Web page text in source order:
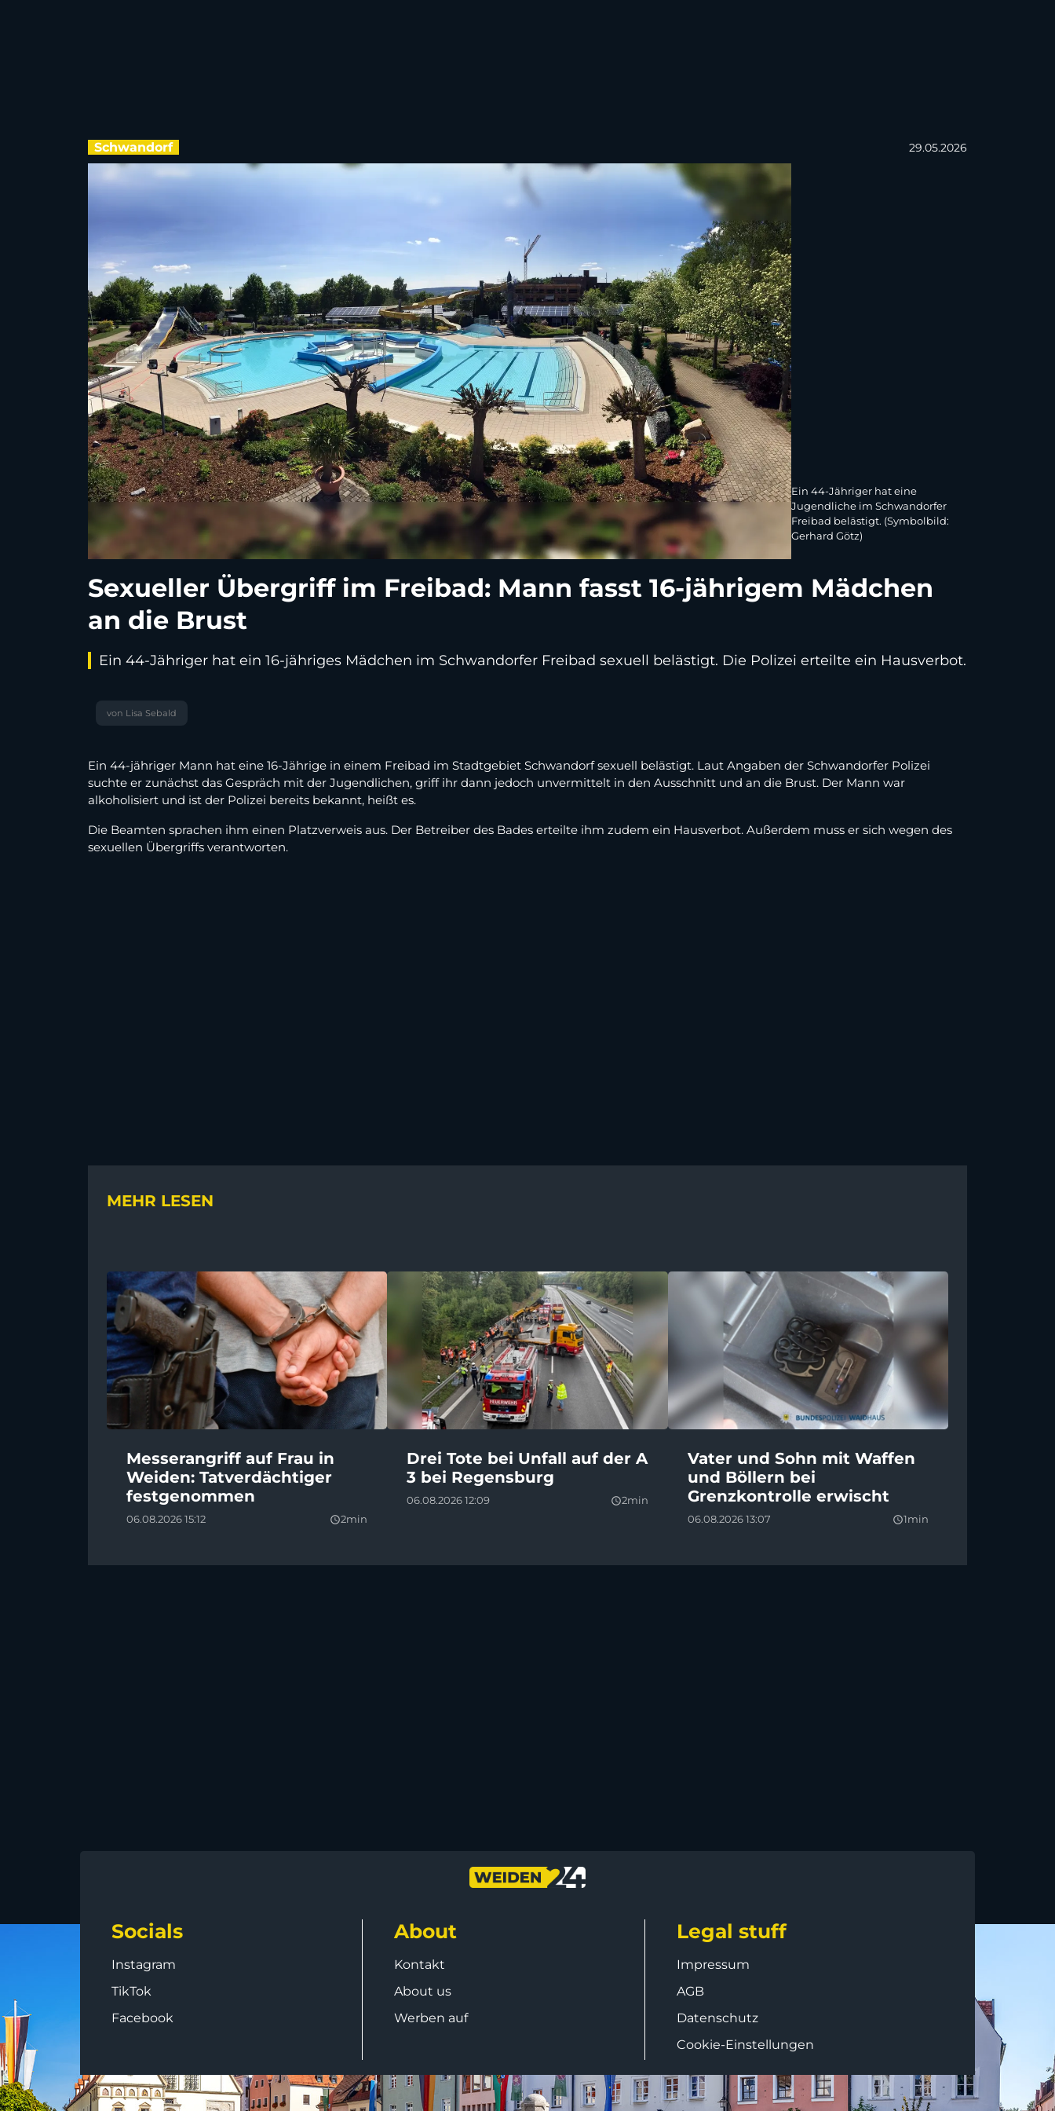
Schwandorf 29.05.2026
Ein 44-Jähriger hat eine
Jugendliche im Schwandorfer
Freibad belästigt. (Symbolbild:
Gerhard Götz)
Sexueller Übergriff im Freibad: Mann fasst 16-jährigem Mädchen
an die Brust
Ein 44-Jähriger hat ein 16-jähriges Mädchen im Schwandorfer Freibad sexuell belästigt. Die Polizei erteilte ein Hausverbot.
von Lisa Sebald
Ein 44-jähriger Mann hat eine 16-Jährige in einem Freibad im Stadtgebiet Schwandorf sexuell belästigt. Laut Angaben der Schwandorfer Polizei
suchte er zunächst das Gespräch mit der Jugendlichen, griff ihr dann jedoch unvermittelt in den Ausschnitt und an die Brust. Der Mann war
alkoholisiert und ist der Polizei bereits bekannt, heißt es.
Die Beamten sprachen ihm einen Platzverweis aus. Der Betreiber des Bades erteilte ihm zudem ein Hausverbot. Außerdem muss er sich wegen des
sexuellen Übergriffs verantworten.
MEHR LESEN
Messerangriff auf Frau in
Weiden: Tatverdächtiger
festgenommen
06.08.2026 15:12 query_builder2min
Drei Tote bei Unfall auf der A
3 bei Regensburg
06.08.2026 12:09 query_builder2min
Vater und Sohn mit Waffen
und Böllern bei
Grenzkontrolle erwischt
06.08.2026 13:07 query_builder1min
Socials
Instagram
TikTok
Facebook
About
Kontakt
About us
Werben auf
Legal stuff
Impressum
AGB
Datenschutz
Cookie-Einstellungen